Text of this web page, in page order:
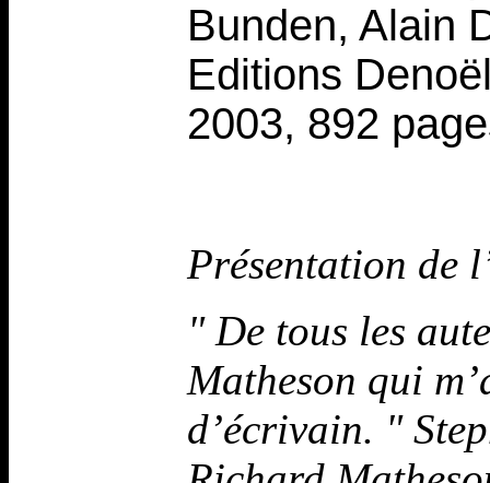
Bunden, Alain
Editions
2003, 892
Présentation de
" De tous les
Matheson qui
d’écrivain. "